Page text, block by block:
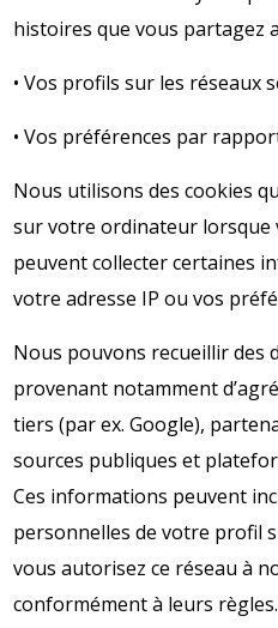
histoires que vous partagez
• Vos profils sur les réseaux
• Vos préférences par
Nous utilisons des cookies
sur votre ordinateur lorsque
peuvent collecter certaines
votre adresse IP ou vos
Nous pouvons recueillir des
provenant notamment
tiers (par ex. Google),
sources publiques et
Ces informations peuvent
personnelles de votre profil
vous autorisez ce réseau à
conformément à leurs règles.